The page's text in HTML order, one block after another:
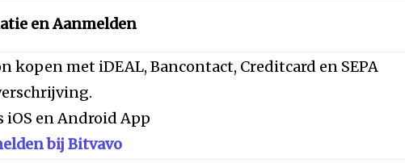
en Aanmelden
kopen met iDEAL, Bancontact, Creditcard en SEPA
iOS en Android App
bij Bitvavo